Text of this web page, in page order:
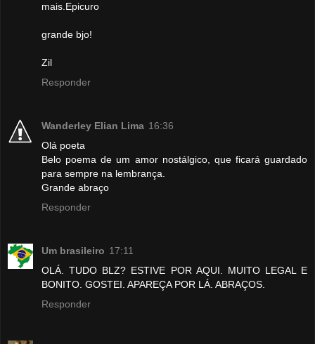
mais.Epicuro
grande bjo!
Zil
Responder
Wanderley Elian Lima 16:36
Olá poeta
Belo poema de um amor nostálgico, que ficará guardado
para sempre na lembrança.
Grande abraço
Responder
Um brasileiro 17:11
OLÁ. TUDO BLZ? ESTIVE POR AQUI. MUITO LEGAL E
BONITO. GOSTEI. APAREÇA POR LÁ. ABRAÇOS.
Responder